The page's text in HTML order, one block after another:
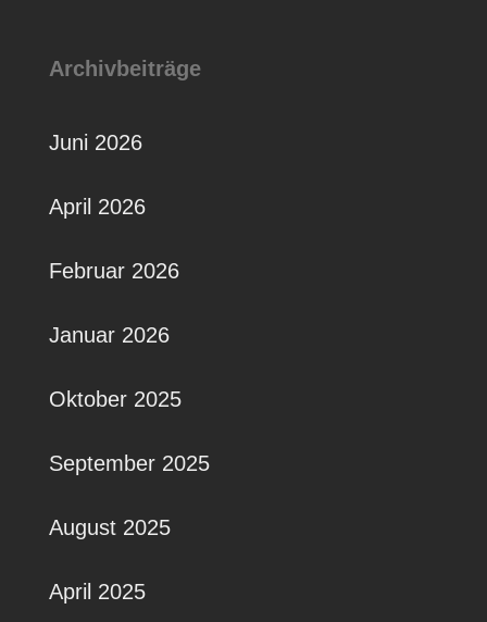
Archivbeiträge
Juni 2026
April 2026
Februar 2026
Januar 2026
Oktober 2025
September 2025
August 2025
April 2025